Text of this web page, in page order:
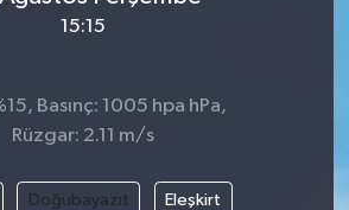
15:15
Basınç: 1005 hpa hPa,
Rüzgar: 2.11 m/s
Doğubayazıt Eleşkirt